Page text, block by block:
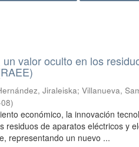
valor oculto en los
Jiraleiska;Villanueva,
)
económico, la innovación
residuos de aparatos eléctricos y
representando un nuevo ...